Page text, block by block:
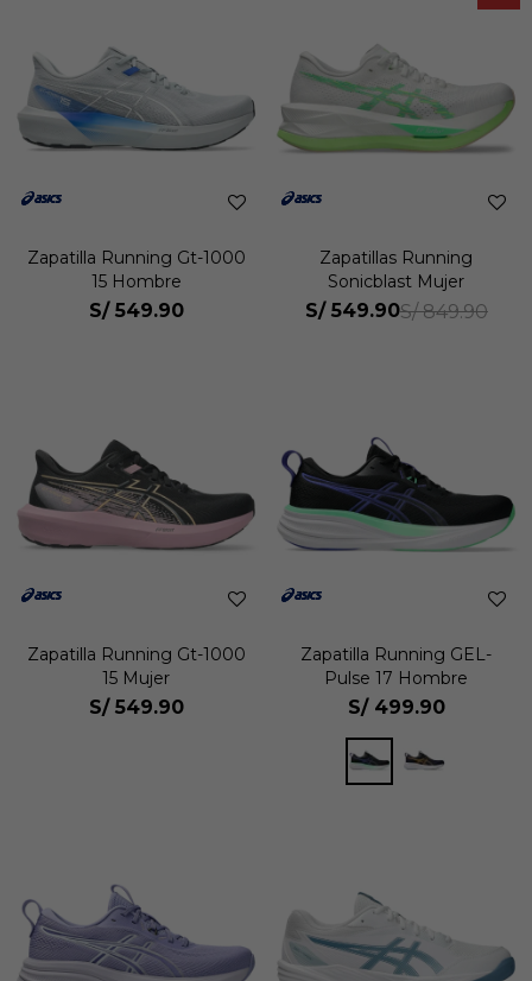
Zapatilla Running Gt-1000
15 Hombre
S/ 549.90
Zapatillas Running
Sonicblast Mujer
S/ 549.90S/ 849.90
Zapatilla Running Gt-1000
15 Mujer
S/ 549.90
Zapatilla Running GEL-
Pulse 17 Hombre
S/ 499.90